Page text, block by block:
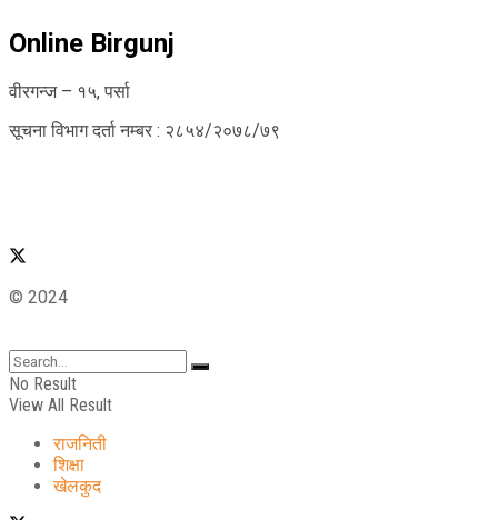
Online Birgunj
वीरगन्ज – १५, पर्सा
सूचना विभाग दर्ता नम्बर : २८५४/२०७८/७९
© 2024
No Result
View All Result
राजनिती
शिक्षा
खेलकुद